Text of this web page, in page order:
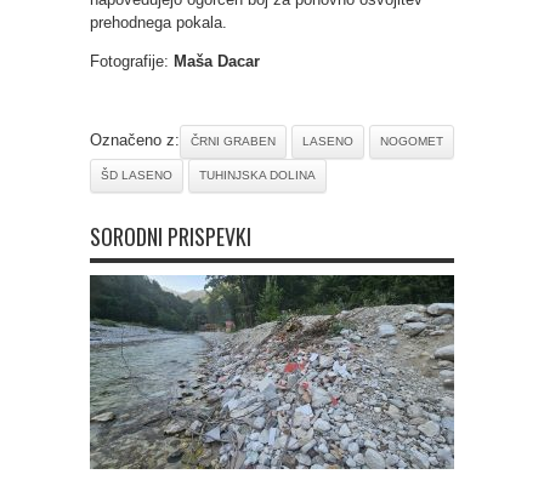
prehodnega pokala.
Fotografije: Maša Dacar
Označeno z: ČRNI GRABEN LASENO NOGOMET
ŠD LASENO TUHINJSKA DOLINA
SORODNI PRISPEVKI